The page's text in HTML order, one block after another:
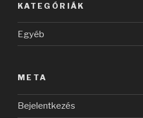
KATEGÓRIÁK
Egyéb
META
Bejelentkezés